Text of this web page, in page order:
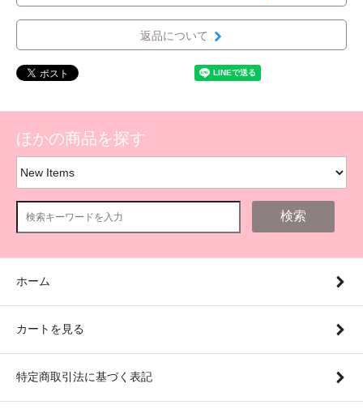
返品について
ほかの商品を探す
検索
ホーム
カートを見る
特定商取引法に基づく表記